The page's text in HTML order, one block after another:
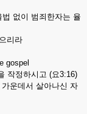
없이 범죄한자는 율
리라
gospel
정하시고 (요3:16)
데서 살아나신 자